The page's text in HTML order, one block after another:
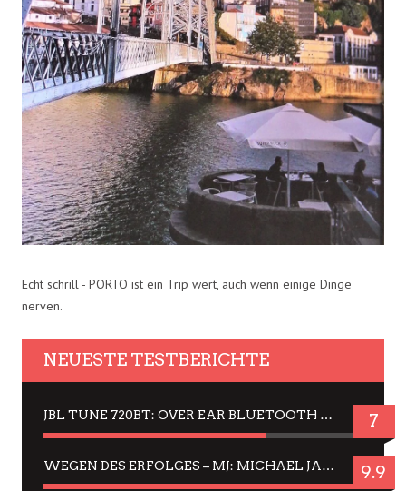
Echt schrill - PORTO ist ein Trip wert, auch wenn einige Dinge
nerven.
NEUESTE TESTBERICHTE
JBL TUNE 720BT: OVER EAR BLUETOOTH KOPFHÖRER UM DIE 50,-€ IM DAUER-TEST 7
WEGEN DES ERFOLGES – MJ: MICHAEL JACKSON MUSICAL IN EINER MATINEE SEHEN 9.9